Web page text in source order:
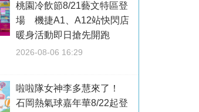
桃園冷飲節8/21藝文特區登
場 機捷A1、A12站快閃店
暖身活動即日搶先開跑
2026-08-06 16:29
啦啦隊女神李多慧來了！
石岡熱氣球嘉年華8/22起登